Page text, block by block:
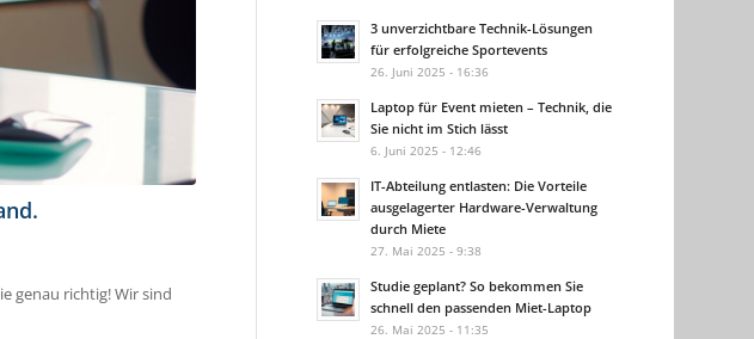
genau richtig! Wir sind
3 unverzichtbare Technik-Lösungen
für erfolgreiche Sportevents
26. Juni 2025 - 16:36
Laptop für Event mieten – Technik, die
Sie nicht im Stich lässt
6. Juni 2025 - 12:46
IT-Abteilung entlasten: Die Vorteile
ausgelagerter Hardware-Verwaltung
durch Miete
27. Mai 2025 - 9:38
Studie geplant? So bekommen Sie
schnell den passenden Miet-Laptop
26. Mai 2025 - 11:35